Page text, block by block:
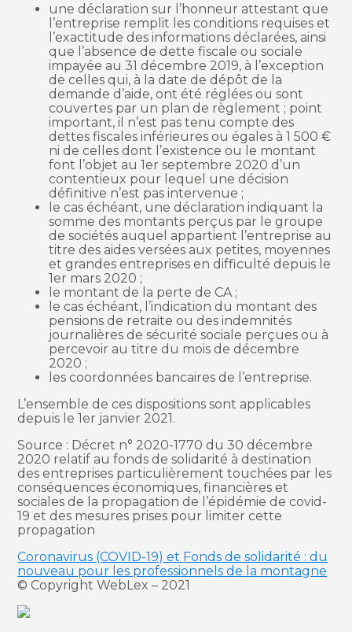
une déclaration sur l’honneur attestant que
l’entreprise remplit les conditions requises et
l’exactitude des informations déclarées, ainsi
que l’absence de dette fiscale ou sociale
impayée au 31 décembre 2019, à l’exception
de celles qui, à la date de dépôt de la
demande d’aide, ont été réglées ou sont
couvertes par un plan de règlement ; point
important, il n’est pas tenu compte des
dettes fiscales inférieures ou égales à 1 500 €
ni de celles dont l’existence ou le montant
font l’objet au 1er septembre 2020 d’un
contentieux pour lequel une décision
définitive n’est pas intervenue ;
le cas échéant, une déclaration indiquant la
somme des montants perçus par le groupe
de sociétés auquel appartient l’entreprise au
titre des aides versées aux petites, moyennes
et grandes entreprises en difficulté depuis le
1er mars 2020 ;
le montant de la perte de CA ;
le cas échéant, l’indication du montant des
pensions de retraite ou des indemnités
journalières de sécurité sociale perçues ou à
percevoir au titre du mois de décembre
2020 ;
les coordonnées bancaires de l’entreprise.
L’ensemble de ces dispositions sont applicables
depuis le 1er janvier 2021.
Source : Décret n° 2020-1770 du 30 décembre
2020 relatif au fonds de solidarité à destination
des entreprises particulièrement touchées par les
conséquences économiques, financières et
sociales de la propagation de l’épidémie de covid-
19 et des mesures prises pour limiter cette
propagation
Coronavirus (COVID-19) et Fonds de solidarité : du
nouveau pour les professionnels de la montagne
© Copyright WebLex – 2021